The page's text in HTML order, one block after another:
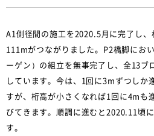
A1側径間の施工を2020.5月に完了し
111mがつながりました。P2橋脚にお
ーゲン）の組立を無事完了し、全13ブ
しています。今は、1回に3mずつしか
すが、桁高が小さくなれば1回に4mも
びてきます。順調に進むと2020.11頃
す。